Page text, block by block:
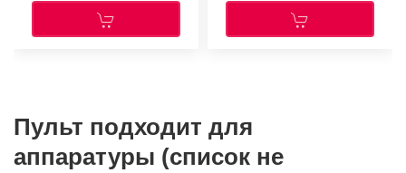
Пульт подходит для
аппаратуры (список не